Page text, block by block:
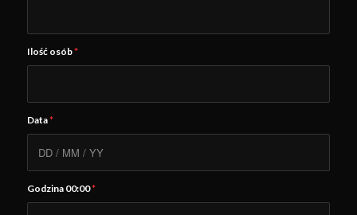
Ilość osób*
Data*
Godzina 00:00*